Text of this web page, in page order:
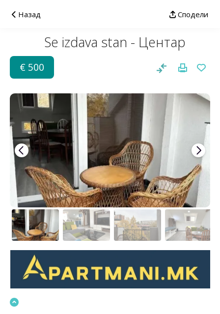
Назад Сподели
Se izdava stan - Центар
€ 500